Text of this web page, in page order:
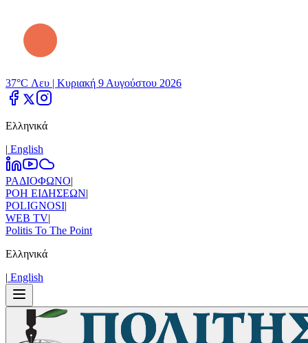
37°C Λευ | Κυριακή 9 Αυγούστου 2026
Ελληνικά
| Εnglish
ΡΑΔΙΟΦΩΝΟ|
ΡΟΗ ΕΙΔΗΣΕΩΝ|
POLIGNOSI|
WEB TV|
Politis To The Point
Ελληνικά
| Εnglish